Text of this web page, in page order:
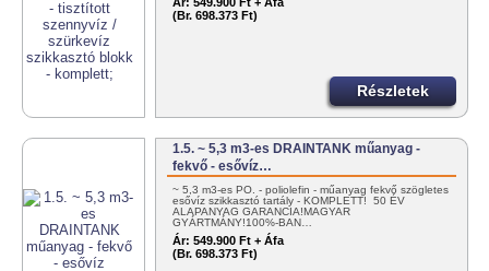
(Br. 698.373 Ft)
Részletek
1.5. ~ 5,3 m3-es DRAINTANK műanyag -
fekvő - esővíz…
~ 5,3 m3-es PO. - poliolefin - műanyag fekvő szögletes
esővíz szikkasztó tartály - KOMPLETT! 50 ÉV
ALAPANYAG GARANCIA!MAGYAR
GYÁRTMÁNY!100%-BAN…
Ár: 549.900 Ft + Áfa
(Br. 698.373 Ft)